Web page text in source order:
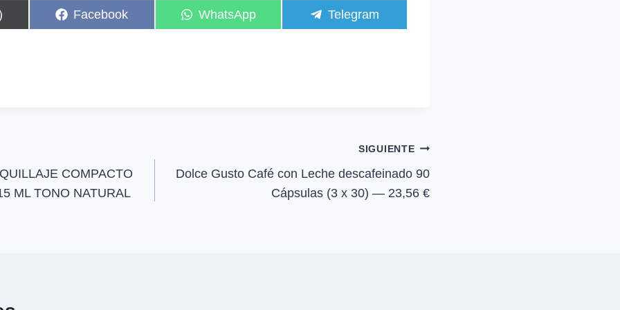
C
o
Facebook
C
o
WhatsApp
C
o
Telegram
COMPACTO
ML TONO NATURAL
SIGUIENTE
Dolce Gusto Café con Leche descafeinado 90
Cápsulas (3 x 30) — 23,56 €